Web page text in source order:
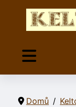
Domů